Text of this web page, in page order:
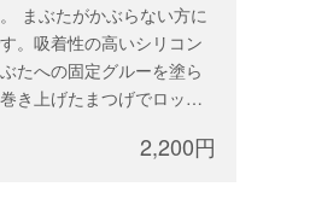
まぶたがかぶらない方に
。吸着性の高いシリコン
たへの固定グルーを塗ら
き上げたまつげでロッド
、L、LLの5サイズ×各1ペア
2,200円